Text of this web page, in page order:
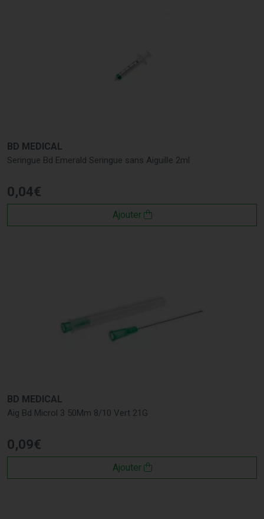
BD MEDICAL
Seringue Bd Emerald Seringue sans Aiguille 2ml
0,04€
Ajouter
BD MEDICAL
Aig Bd Microl 3 50Mm 8/10 Vert 21G
0,09€
Ajouter